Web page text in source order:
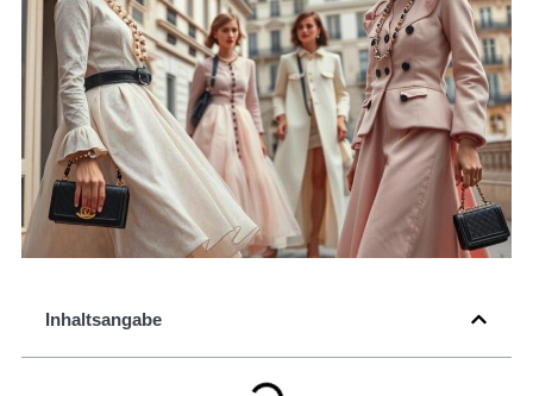
Inhaltsangabe